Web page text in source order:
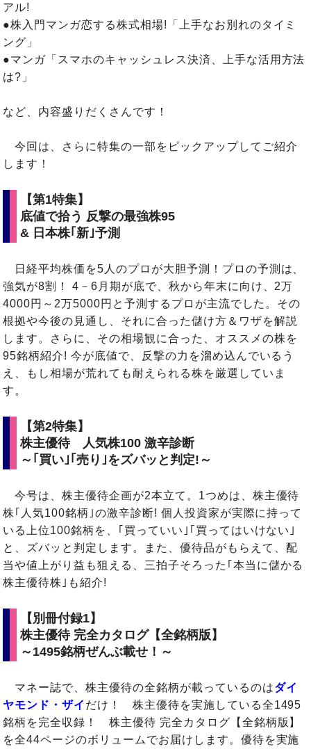
アル!
●株入門マンガ恋する株式相場!「上手なお別れのタイミ
ング」
●マンガ「スマホのキャッシュレス決済、上手な活用方法
は?」
など、内容盛りだくさんです！
今回は、さらに特集の一部をピックアップしてご紹介
します！
【第1特集】
底値で拾う 反撃の最強株95
& 日本株｢新｣予測
日経平均株価を5人のプロが大胆予測！プロの予測は、
強気が8割！ 4－6月期が底で、秋から年末に向け、2万
4000円～2万5000円と予測するプロが主流でした。その
根拠や今後の見通し、それに合った儲け方＆ワザを解説
します。さらに、その相場観に合った、オススメの株を
95銘柄紹介! 今が底値で、反撃の力を溜め込んでいるう
え、もし相場が荒れても耐えられる株を厳選していま
す。
【第2特集】
株主優待 人気株100 激辛診断
～｢買い｣｢売り｣をズバッと判定!～
今号は、株主優待企画が2本立て。1つめは、株主優待
株｢人気100銘柄｣の激辛診断! 個人投資家が実際に持って
いる上位100銘柄を、｢買っていい｣｢買ってはいけない｣
と、ズバッと判定します。また、優待品がもらえて、配
当や値上がり益も狙える、三拍子そろった｢本当に儲かる
株主優待株｣も紹介!
【別冊付録1】
株主優待 完全カタログ【全銘柄版】
～1495銘柄ぜんぶ載せ！～
マネー誌で、株主優待の全銘柄が載っているのはダイ
ヤモンド・ザイ だけ！ 株主優待を実施している全1495
銘柄を完全収録！ 株主優待 完全カタログ【全銘柄版】
を全44ページのボリュームでお届けします。優待を実施